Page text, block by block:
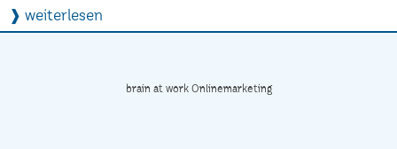
❱ weiterlesen
brain at work Onlinemarketing